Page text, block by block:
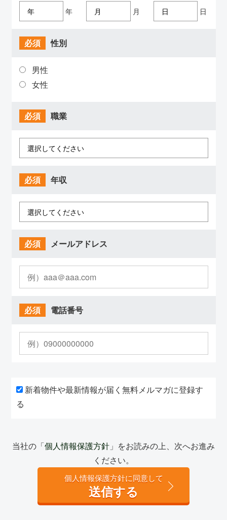
年 月 日
必須 性別
男性
女性
必須 職業
必須 年収
必須 メールアドレス
必須 電話番号
新着物件や最新情報が届く無料メルマガに登録す
る
当社の「個人情報保護方針 」をお読みの上、次へお進み
ください。
個人情報保護方針に同意して
送信する